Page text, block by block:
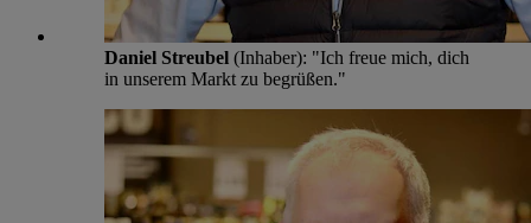
Daniel Streubel (Inhaber): "Ich freue mich, dich
in unserem Markt zu begrüßen."